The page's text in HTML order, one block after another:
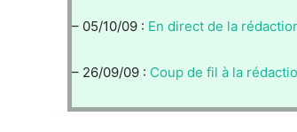
– 05/10/09 : En direct de la
– 26/09/09 : Coup de fil à la